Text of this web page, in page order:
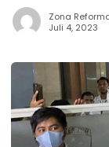
Zona
Juli 4, 2023